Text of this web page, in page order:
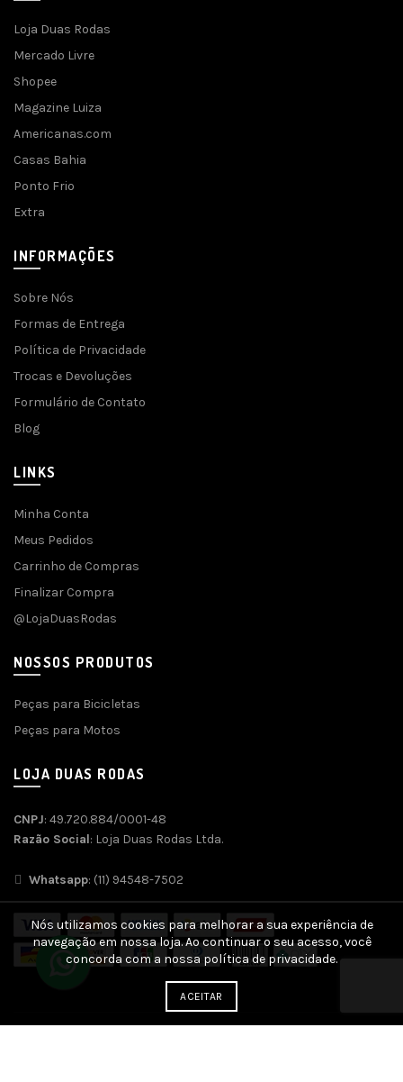
Loja Duas Rodas
Mercado Livre
Shopee
Magazine Luiza
Americanas.com
Casas Bahia
Ponto Frio
Extra
INFORMAÇÕES
Sobre Nós
Formas de Entrega
Política de Privacidade
Trocas e Devoluções
Formulário de Contato
Blog
LINKS
Minha Conta
Meus Pedidos
Carrinho de Compras
Finalizar Compra
@LojaDuasRodas
NOSSOS PRODUTOS
Peças para Bicicletas
Peças para Motos
LOJA DUAS RODAS
CNPJ: 49.720.884/0001-48
Razão Social: Loja Duas Rodas Ltda.
Whatsapp: (11) 94548-7502
Nós utilizamos cookies para melhorar a sua experiência de
navegação em nossa loja. Ao continuar o seu acesso, você
concorda com a nossa política de privacidade.
ACEITAR